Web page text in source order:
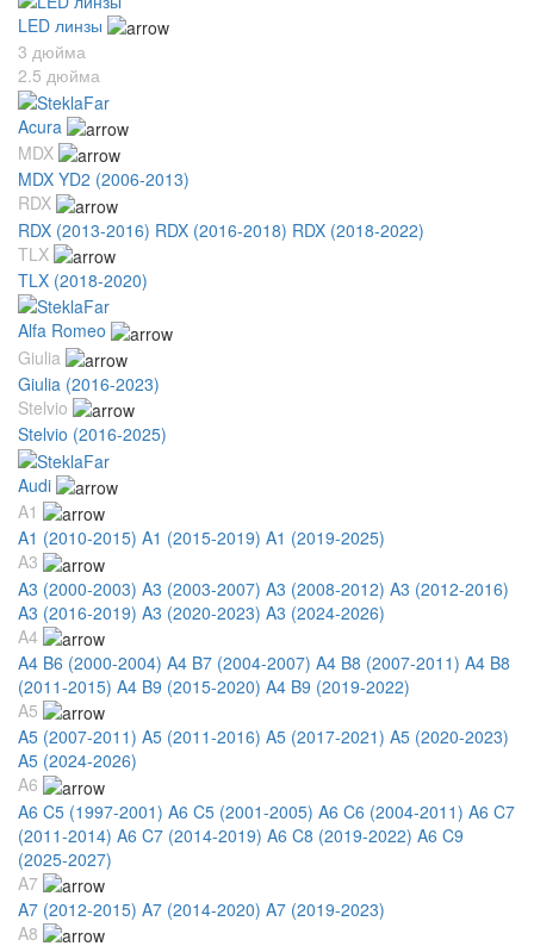
LED линзы
3 дюйма
2.5 дюйма
Acura
MDX
MDX YD2 (2006-2013)
RDX
RDX (2013-2016) RDX (2016-2018) RDX (2018-2022)
TLX
TLX (2018-2020)
Alfa Romeo
Giulia
Giulia (2016-2023)
Stelvio
Stelvio (2016-2025)
Audi
A1
A1 (2010-2015) A1 (2015-2019) A1 (2019-2025)
A3
A3 (2000-2003) A3 (2003-2007) A3 (2008-2012) A3 (2012-2016)
A3 (2016-2019) A3 (2020-2023) A3 (2024-2026)
A4
A4 B6 (2000-2004) A4 B7 (2004-2007) A4 B8 (2007-2011) A4 B8
(2011-2015) A4 B9 (2015-2020) A4 B9 (2019-2022)
A5
A5 (2007-2011) A5 (2011-2016) A5 (2017-2021) A5 (2020-2023)
A5 (2024-2026)
A6
A6 C5 (1997-2001) A6 C5 (2001-2005) A6 C6 (2004-2011) A6 C7
(2011-2014) A6 C7 (2014-2019) A6 C8 (2019-2022) A6 C9
(2025-2027)
A7
A7 (2012-2015) A7 (2014-2020) A7 (2019-2023)
A8